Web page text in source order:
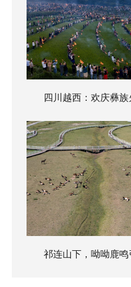
四川越西：欢庆彝
祁连山下，呦呦鹿鸣